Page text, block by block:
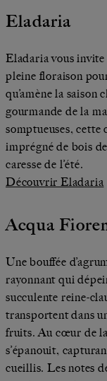
Eladaria
Eladaria vous
pleine floraison
qu’amène la
gourmande de la
somptueuses, cette
imprégné de bois
caresse de l’été.
Découvrir Eladaria
Acqua
Une bouffée
rayonnant qui
succulente reine-
transportent dans
fruits. Au cœur de
s’épanouit,
cueillis. Les notes